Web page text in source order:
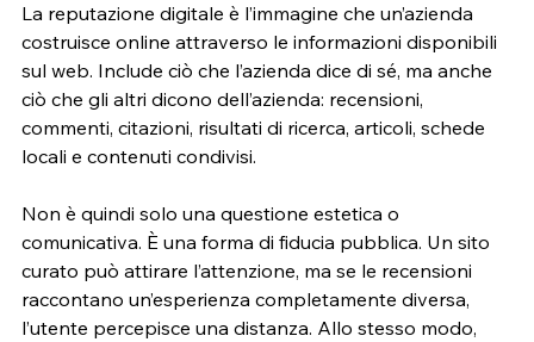
La reputazione digitale è l’immagine che un’azienda
costruisce online attraverso le informazioni disponibili
sul web. Include ciò che l’azienda dice di sé, ma anche
ciò che gli altri dicono dell’azienda: recensioni,
commenti, citazioni, risultati di ricerca, articoli, schede
locali e contenuti condivisi.
Non è quindi solo una questione estetica o
comunicativa. È una forma di fiducia pubblica. Un sito
curato può attirare l’attenzione, ma se le recensioni
raccontano un’esperienza completamente diversa,
l’utente percepisce una distanza. Allo stesso modo,